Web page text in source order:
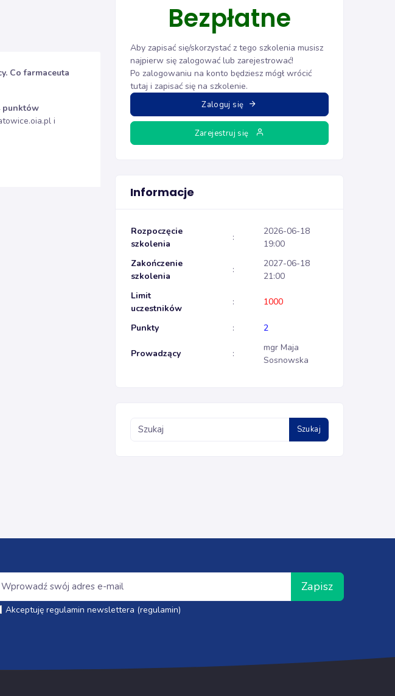
Co farmaceuta
punktów
i
Bezpłatne
Aby zapisać się/skorzystać z tego szkolenia musisz
najpierw się zalogować lub zarejestrować!
Po zalogowaniu na konto będziesz mógł wrócić
tutaj i zapisać się na szkolenie.
Zaloguj się
Zarejestruj się
Informacje
Rozpoczęcie
szkolenia
:
2026-06-18
19:00
Zakończenie
szkolenia
:
2027-06-18
21:00
Limit
uczestników
: 1000
Punkty : 2
Prowadzący :
mgr Maja
Sosnowska
Szukaj
Zapisz
Akceptuję regulamin newslettera (regulamin)